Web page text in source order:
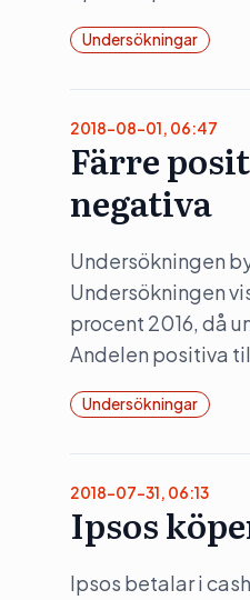
Undersökningar
2018-08-01, 06:47
Färre
negativa
Undersökningen
Undersökningen
procent 2016, då
Andelen positiva
Undersökningar
2018-07-31, 06:13
Ipsos
Ipsos betalar i